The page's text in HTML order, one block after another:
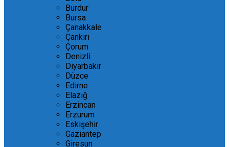
Burdur
Bursa
Çanakkale
Çankırı
Çorum
Denizli
Diyarbakır
Düzce
Edirne
Elazığ
Erzincan
Erzurum
Eskişehir
Gaziantep
Giresun